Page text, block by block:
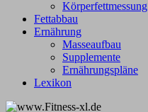
Körperfettmessung
Fettabbau
Ernährung
Masseaufbau
Supplemente
Ernährungspläne
Lexikon